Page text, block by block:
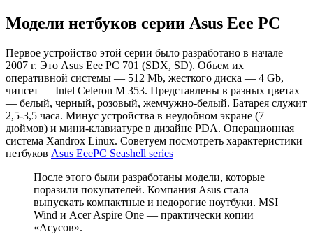
Модели нетбуков серии Asus Eee PC
Первое устройство этой серии было разработано в начале
2007 г. Это Asus Eee PC 701 (SDX, SD). Объем их
оперативной системы — 512 Mb, жесткого диска — 4 Gb,
чипсет — Intel Celeron M 353. Представлены в разных цветах
— белый, черный, розовый, жемчужно-белый. Батарея служит
2,5-3,5 часа. Минус устройства в неудобном экране (7
дюймов) и мини-клавиатуре в дизайне PDA. Операционная
система Xandrox Linux. Советуем посмотреть характеристики
нетбуков Аsus EeePC Seashell series
После этого были разработаны модели, которые
поразили покупателей. Компания Asus стала
выпускать компактные и недорогие ноутбуки. MSI
Wind и Acer Aspire One — практически копии
«Асусов».